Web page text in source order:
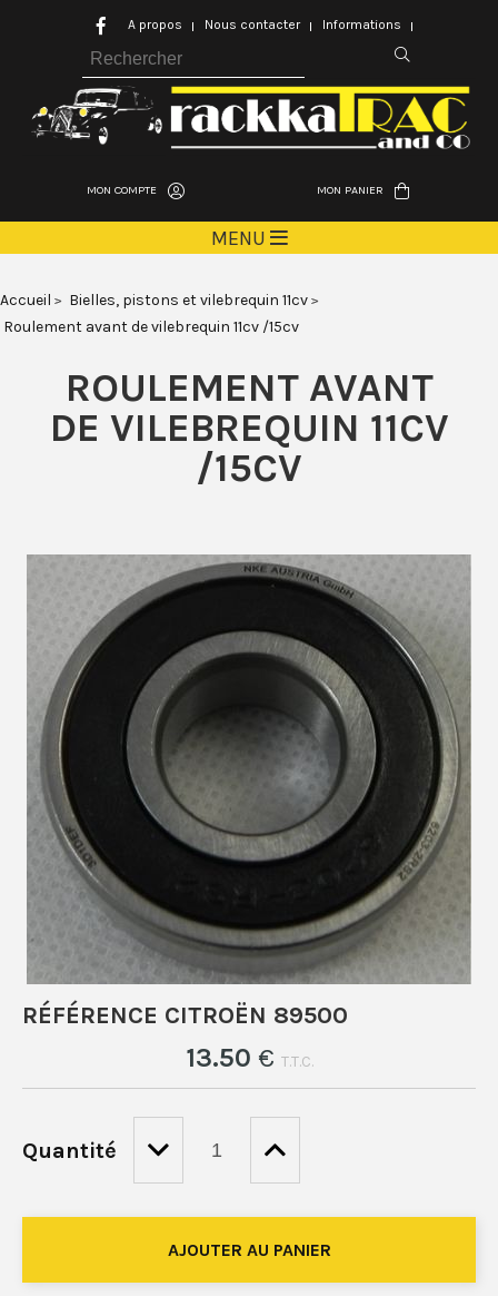
MON COMPTE MON PANIER
MENU
Accueil
Bielles, pistons et vilebrequin 11cv
Roulement avant de vilebrequin 11cv /15cv
ROULEMENT AVANT
DE VILEBREQUIN 11CV
/15CV
RÉFÉRENCE CITROËN 89500
13.50 € T.T.C.
Quantité
A propos Nous contacter Informations